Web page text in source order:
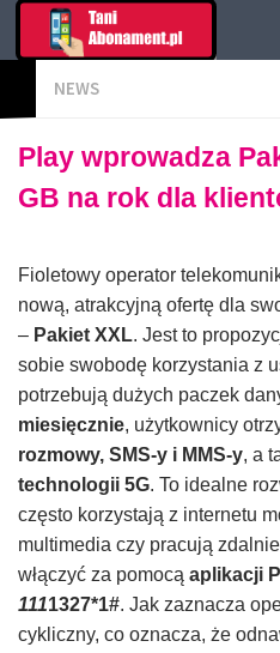
NEWS
Play wprowadza
GB na rok dla
Fioletowy operator
nową, atrakcyjną ofertę dla
– Pakiet XXL. Jest to
sobie swobodę korzystania z
potrzebują dużych paczek
miesięcznie, użytkownicy
rozmowy, SMS-y i MMS-y, a
technologii 5G. To idealne
często korzystają z internetu
multimedia czy pracują
włączyć za pomocą aplikacji
1111327*1#. Jak zaznacza
cykliczny, co oznacza, że